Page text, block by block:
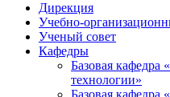
Дирекция
Учебно-
Ученый совет
Кафедры
Базовая кафедра
технологии»
Базовая кафедра